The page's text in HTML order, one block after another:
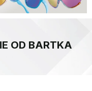
OD BARTKA